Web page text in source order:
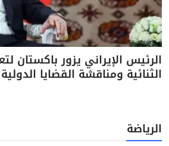
الرئيس الإيراني يزور باكستان
الثنائية ومناقشة القضايا الدولية
الرياضة